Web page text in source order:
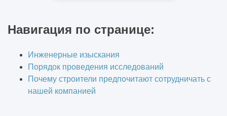
Навигация по странице:
Инженерные изыскания
Порядок проведения исследований
Почему строители предпочитают сотрудничать с
нашей компанией